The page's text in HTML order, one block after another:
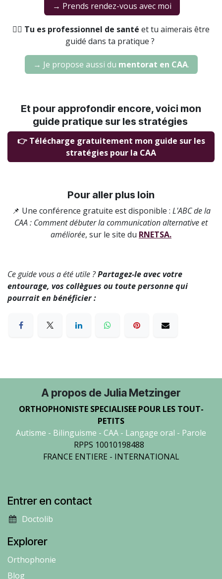
→ Prends rendez-vous avec moi
👩‍⚕️ Tu es professionnel de santé et tu aimerais être
guidé dans ta pratique ?
→ Je propose aussi du mentorat en CAA.
Et pour approfondir encore, voici mon
guide pratique sur les stratégies
​👉 Télécharge gratuitement mon guide sur les
stratégies pour la CAA
Pour aller plus loin
📌 Une conférence gratuite est disponible : L'ABC de la
CAA : Comment débuter la communication alternative et
améliorée, sur le site du RNETSA.
Ce guide vous a été utile ?Partagez-le avec votre
entourage, vos collègues ou toute personne qui
pourrait en bénéficier :
Explorer
Orthophonie
Blog
A propos de Julia Metzinger
ORTHOPHONISTE SPECIALISEE POUR LES TOUT-
PETITS
Autisme - Bilinguisme - CAA - Langage oral - Parole
RPPS 10010198488
FRANCE ENTIERE - INTERNATIONAL
Entrer en contact
​​​Doct​olib